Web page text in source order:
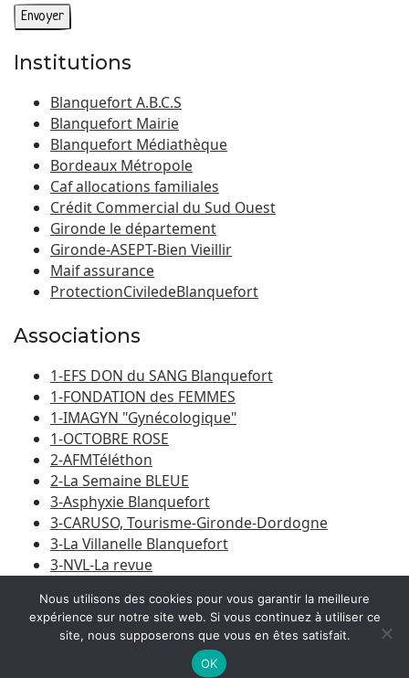
Institutions
Blanquefort A.B.C.S
Blanquefort Mairie
Blanquefort Médiathèque
Bordeaux Métropole
Caf allocations familiales
Crédit Commercial du Sud Ouest
Gironde le département
Gironde-ASEPT-Bien Vieillir
Maif assurance
ProtectionCiviledeBlanquefort
Associations
1-EFS DON du SANG Blanquefort
1-FONDATION des FEMMES
1-IMAGYN "Gynécologique"
1-OCTOBRE ROSE
2-AFMTéléthon
2-La Semaine BLEUE
3-Asphyxie Blanquefort
3-CARUSO, Tourisme-Gironde-Dordogne
3-La Villanelle Blanquefort
3-NVL-La revue
© 2026Amicale Laïque Blanquefort-Caychac |Bootstrap
Nous utilisons des cookies pour vous garantir la meilleure
expérience sur notre site web. Si vous continuez à utiliser ce
site, nous supposerons que vous en êtes satisfait.
OK